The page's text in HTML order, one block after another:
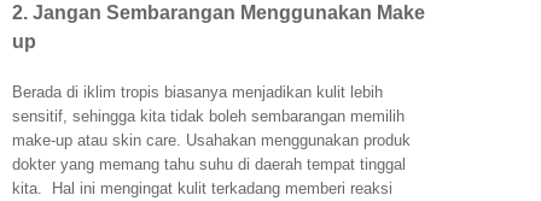
2. Jangan Sembarangan Menggunakan Make
up
Berada di iklim tropis biasanya menjadikan kulit lebih
sensitif, sehingga kita tidak boleh sembarangan memilih
make-up atau skin care. Usahakan menggunakan produk
dokter yang memang tahu suhu di daerah tempat tinggal
kita.
Hal ini mengingat kulit terkadang memberi reaksi